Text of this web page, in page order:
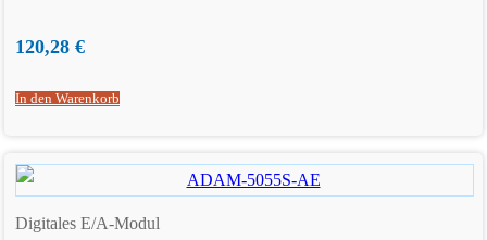
120,28 €
In den Warenkorb
Digitales E/A-Modul